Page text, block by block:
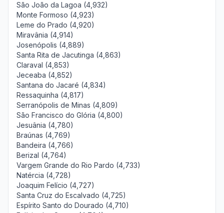
São João da Lagoa (4,932)
Monte Formoso (4,923)
Leme do Prado (4,920)
Miravânia (4,914)
Josenópolis (4,889)
Santa Rita de Jacutinga (4,863)
Claraval (4,853)
Jeceaba (4,852)
Santana do Jacaré (4,834)
Ressaquinha (4,817)
Serranópolis de Minas (4,809)
São Francisco do Glória (4,800)
Jesuânia (4,780)
Braúnas (4,769)
Bandeira (4,766)
Berizal (4,764)
Vargem Grande do Rio Pardo (4,733)
Natércia (4,728)
Joaquim Felício (4,727)
Santa Cruz do Escalvado (4,725)
Espírito Santo do Dourado (4,710)